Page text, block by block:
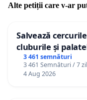
Alte petiții care v-ar
Salvează
cluburile și
3 461 semnături
3 461 Semnături / 7
4 Aug 2026